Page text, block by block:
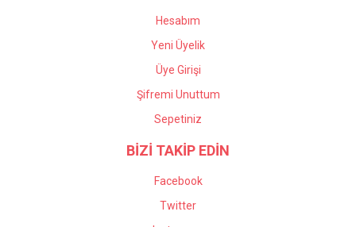
Hesabım
Yeni Üyelik
Üye Girişi
Şifremi Unuttum
Sepetiniz
BİZİ TAKİP EDİN
Facebook
Twitter